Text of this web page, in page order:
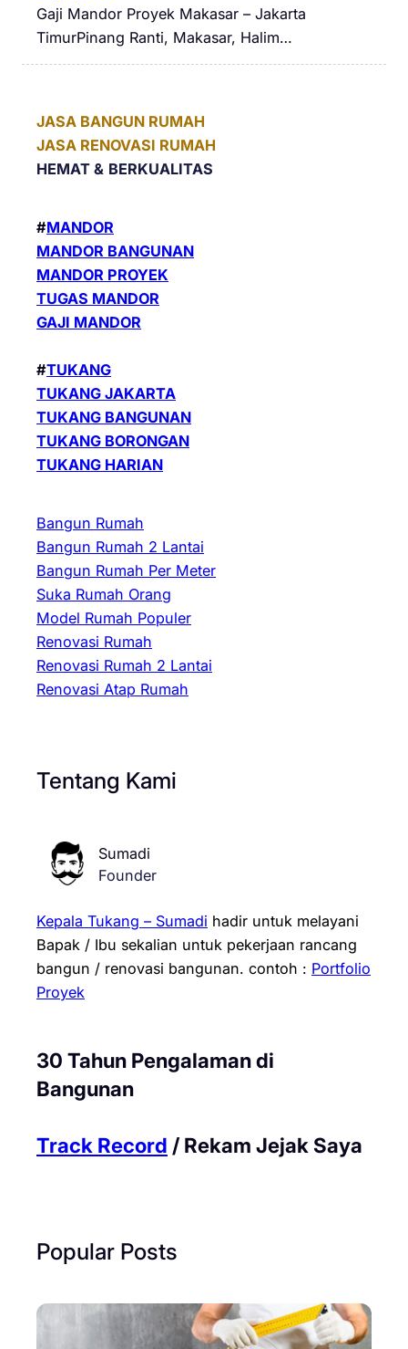
Gaji Mandor Proyek Makasar – Jakarta
TimurPinang Ranti, Makasar, Halim…
JASA BANGUN RUMAH
JASA RENOVASI RUMAH
HEMAT & BERKUALITAS
#MANDOR
MANDOR BANGUNAN
MANDOR PROYEK
TUGAS MANDOR
GAJI MANDOR
#TUKANG
TUKANG JAKARTA
TUKANG BANGUNAN
TUKANG BORONGAN
TUKANG HARIAN
Bangun Rumah
Bangun Rumah 2 Lantai
Bangun Rumah Per Meter
Suka Rumah Orang
Model Rumah Populer
Renovasi Rumah
Renovasi Rumah 2 Lantai
Renovasi Atap Rumah
Tentang Kami
Sumadi
Founder
Kepala Tukang – Sumadi hadir untuk melayani
Bapak / Ibu sekalian untuk pekerjaan rancang
bangun / renovasi bangunan. contoh : Portfolio
Proyek
30 Tahun Pengalaman di
Bangunan
Track Record / Rekam Jejak Saya
Popular Posts